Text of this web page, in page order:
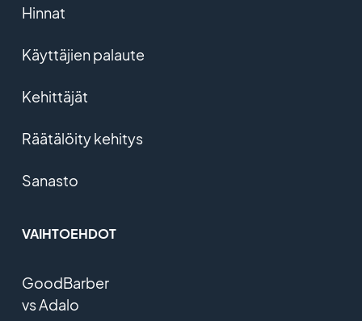
Hinnat
Käyttäjien palaute
Kehittäjät
Räätälöity kehitys
Sanasto
VAIHTOEHDOT
GoodBarber
vs Adalo